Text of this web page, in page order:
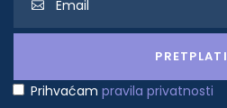
Prihvaćam pravila privatnosti